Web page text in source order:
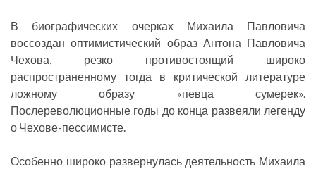
В биографических очерках Михаила Павловича
воссоздан оптимистический образ Антона Павловича
Чехова, резко противостоящий широко
распространенному тогда в критической литературе
ложному образу «певца сумерек».
Послереволюционные годы до конца развеяли легенду
о Чехове-пессимисте.
Особенно широко развернулась деятельность Михаила